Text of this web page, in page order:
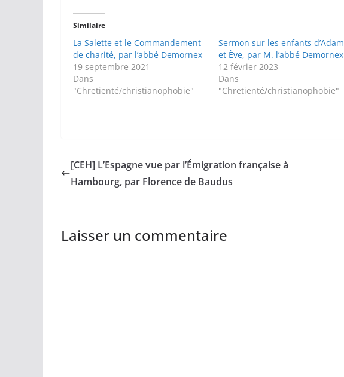
Similaire
La Salette et le Commandement
de charité, par l’abbé Demornex
19 septembre 2021
Dans
"Chretienté/christianophobie"
Sermon sur les enfants d’Adam
et Ève, par M. l’abbé Demornex
12 février 2023
Dans
"Chretienté/christianophobie"
[CEH] L’Espagne vue par l’Émigration française à
Hambourg, par Florence de Baudus
Laisser un commentaire